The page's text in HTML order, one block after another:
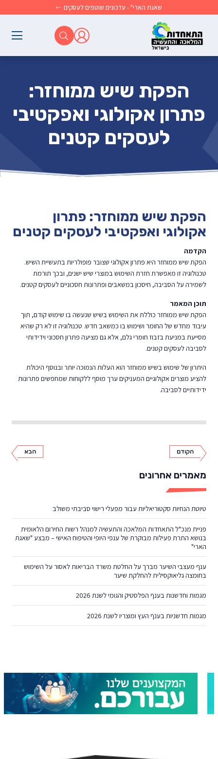
שאגת הארי" - עדכונים שוטפים לעסקים
הפקת שיש ממוחזר:
פתרון אקולוגי ואפקטיבי
לעסקים קטנים
מאמרים אחרונים
טיוטת הנחיות סקטוריאליות עבור מפעלי רישוי סביבתי משולב
פניית מנכ"ל התאחדות המלאכה והתעשיה למנהל רשות החירום הלאומית
בנושא התרת פעילות מבוקרת של ענפי היופי והטיפוח האישי – מבצע "שאגת
הארי"
ענף מעצבי השיער מברך על החלטת משרד הבריאות לאסור על השימוש
בחומצה גליאוקסילית להחלקת שיער
מגמות וחדשנות בענף הפלסטיק והגומי לשנת 2026
מגמות חדשניות בענף העץ ומוצריו לשנת 2026
הפקת שיש ממוחזר: פתרון
אקולוגי ואפקטיבי לעסקים קטנים
הקדמה
הפקת שיש ממוחזר היא פתרון אקולוגי שצובר פופולריות בתעשיית השיש.
טכנולוגיה זו מאפשרת חזרת השימוש במוצרי שיש ישנים, ובכך תורמת
לשמירה על הסביבה, חיסכון במשאבים ופתרונות חסכוניים לעסקים קטנים.
תוכן המאמר
הפקת שיש ממוחזר כוללת את השימוש בשיש שנעשה בו שימוש קודם, תוך
עיבוד מחדש של החומר ושימוש בו כמשאב חדש. טכנולוגיה זו לא רק שהיא
מסייעת במניעת בזבוז חומרי גלם, אלא גם מציעה פתרון חסכוני וידידותי
לסביבה לעסקים קטנים.
היתרון של שימוש בשיש ממוחזר הוא העלות הנמוכה יותר ובנוסף היכולת
להציע מוצרים אקולוגיים המעניקים ערך מוסף ללקוחות שמחפשים פתרונות
ידידותיים לסביבה.
הקודם הבא